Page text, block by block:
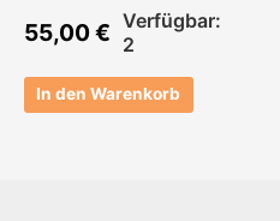
55,00€ Verfügbar:
2
In den Warenkorb